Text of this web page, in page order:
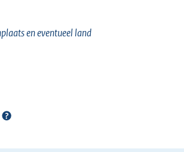
en eventueel land